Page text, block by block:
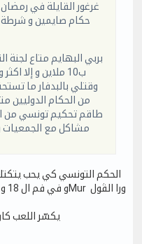
غرغور القايلة في
حكام صايمين و
بربي البهايم متاع لجنة
ب10 ملاين و إلا
وقتلي بالبدفار ما
من الحكام الدوليين
طاقم تحكيم تونسي من
مشاكل مع الجمعيات
الحكم التونسي كي يحب
يكسّر اللعب